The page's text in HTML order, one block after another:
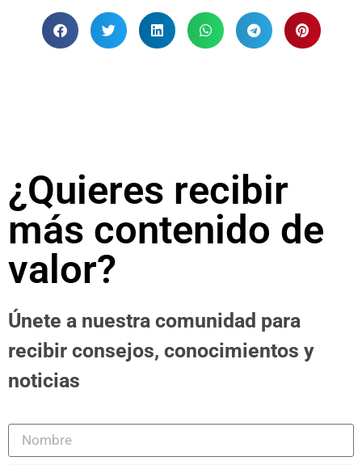
¿Quieres recibir
más contenido de
valor?
Únete a nuestra comunidad para
recibir consejos, conocimientos y
noticias